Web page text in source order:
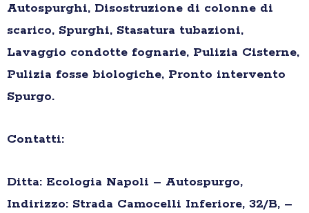
Autospurghi, Disostruzione di colonne di
scarico, Spurghi, Stasatura tubazioni,
Lavaggio condotte fognarie, Pulizia Cisterne,
Pulizia fosse biologiche, Pronto intervento
Spurgo.
Contatti:
Ditta: Ecologia Napoli – Autospurgo,
Indirizzo: Strada Camocelli Inferiore, 32/B, –